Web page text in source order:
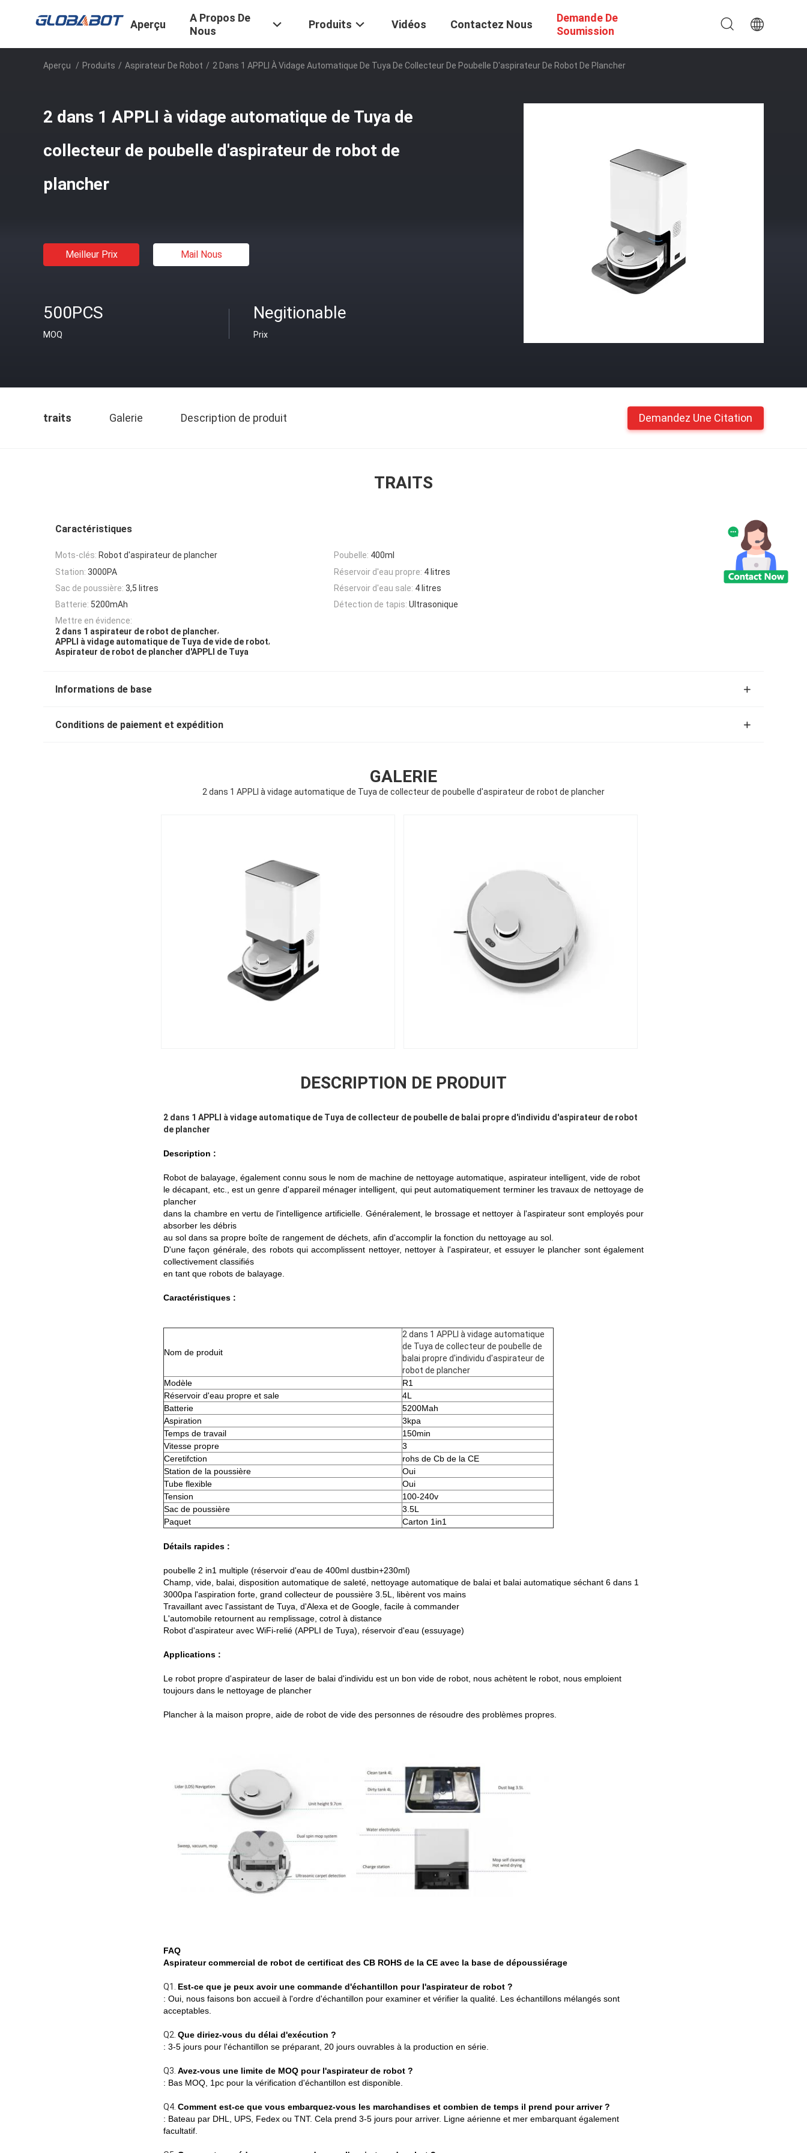
Aperçu
A Propos De
Nous
Produits Vidéos Contactez Nous
Demande De
Soumission
Aperçu / Produits / Aspirateur De Robot / 2 Dans 1 APPLI À Vidage Automatique De Tuya De Collecteur De Poubelle D'aspirateur De Robot De Plancher
2 dans 1 APPLI à vidage automatique de Tuya de
collecteur de poubelle d'aspirateur de robot de
plancher
Meilleur Prix Mail Nous
500PCS
MOQ
Negitionable
Prix
traits Galerie Description de produit Demandez Une Citation
TRAITS
Caractéristiques
Mots-clés: Robot d'aspirateur de plancher Poubelle: 400ml
Station: 3000PA Réservoir d'eau propre: 4 litres
Sac de poussière: 3,5 litres Réservoir d'eau sale: 4 litres
Batterie: 5200mAh Détection de tapis: Ultrasonique
Mettre en évidence:
2 dans 1 aspirateur de robot de plancher,
APPLI à vidage automatique de Tuya de vide de robot,
Aspirateur de robot de plancher d'APPLI de Tuya
Informations de base
Conditions de paiement et expédition
GALERIE
2 dans 1 APPLI à vidage automatique de Tuya de collecteur de poubelle d'aspirateur de robot de plancher
DESCRIPTION DE PRODUIT
2 dans 1 APPLI à vidage automatique de Tuya de collecteur de poubelle de balai propre d'individu d'aspirateur de robot
de plancher
Description :
Robot de balayage, également connu sous le nom de machine de nettoyage automatique, aspirateur intelligent, vide de robot
le décapant, etc., est un genre d'appareil ménager intelligent, qui peut automatiquement terminer les travaux de nettoyage de
plancher
dans la chambre en vertu de l'intelligence artificielle. Généralement, le brossage et nettoyer à l'aspirateur sont employés pour
absorber les débris
au sol dans sa propre boîte de rangement de déchets, afin d'accomplir la fonction du nettoyage au sol.
D'une façon générale, des robots qui accomplissent nettoyer, nettoyer à l'aspirateur, et essuyer le plancher sont également
collectivement classifiés
en tant que robots de balayage.
Caractéristiques :
Nom de produit
2 dans 1 APPLI à vidage automatique
de Tuya de collecteur de poubelle de
balai propre d'individu d'aspirateur de
robot de plancher
Modèle
R1
Réservoir d'eau propre et sale
4L
Batterie
5200Mah
Aspiration
3kpa
Temps de travail
150min
Vitesse propre
3
Ceretifction
rohs de Cb de la CE
Station de la poussière
Oui
Tube flexible
Oui
Tension
100-240v
Sac de poussière
3.5L
Paquet
Carton 1in1
Détails rapides :
poubelle 2 in1 multiple (réservoir d'eau de 400ml dustbin+230ml)
Champ, vide, balai, disposition automatique de saleté, nettoyage automatique de balai et balai automatique séchant 6 dans 1
3000pa l'aspiration forte, grand collecteur de poussière 3.5L, libèrent vos mains
Travaillant avec l'assistant de Tuya, d'Alexa et de Google, facile à commander
L'automobile retournent au remplissage, cotrol à distance
Robot d'aspirateur avec WiFi-relié (APPLI de Tuya), réservoir d'eau (essuyage)
Applications :
Le robot propre d'aspirateur de laser de balai d'individu est un bon vide de robot, nous achètent le robot, nous emploient
toujours dans le nettoyage de plancher
Plancher à la maison propre, aide de robot de vide des personnes de résoudre des problèmes propres.
FAQ
Aspirateur commercial de robot de certificat des CB ROHS de la CE avec la base de dépoussiérage
Q1. Est-ce que je peux avoir une commande d'échantillon pour l'aspirateur de robot ?
: Oui, nous faisons bon accueil à l'ordre d'échantillon pour examiner et vérifier la qualité. Les échantillons mélangés sont
acceptables.
Q2. Que diriez-vous du délai d'exécution ?
: 3-5 jours pour l'échantillon se préparant, 20 jours ouvrables à la production en série.
Q3. Avez-vous une limite de MOQ pour l'aspirateur de robot ?
: Bas MOQ, 1pc pour la vérification d'échantillon est disponible.
Q4. Comment est-ce que vous embarquez-vous les marchandises et combien de temps il prend pour arriver ?
: Bateau par DHL, UPS, Fedex ou TNT. Cela prend 3-5 jours pour arriver. Ligne aérienne et mer embarquant également
facultatif.